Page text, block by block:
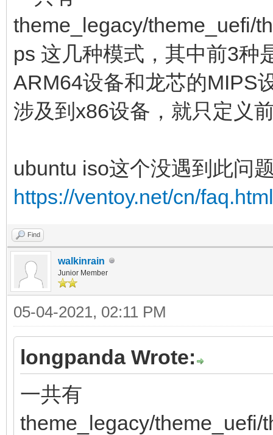
theme_legacy/theme_uefi/
ps 这几种模式，其中前3种
ARM64设备和龙芯的MIPS
涉及到x86设备，就只定义
ubuntu iso这个没遇到此问
https://ventoy.net/cn/
Find
walkinrain
Junior Member
05-04-2021, 02:11 PM
longpanda Wrote:
一共有
theme_legacy/theme_uefi/